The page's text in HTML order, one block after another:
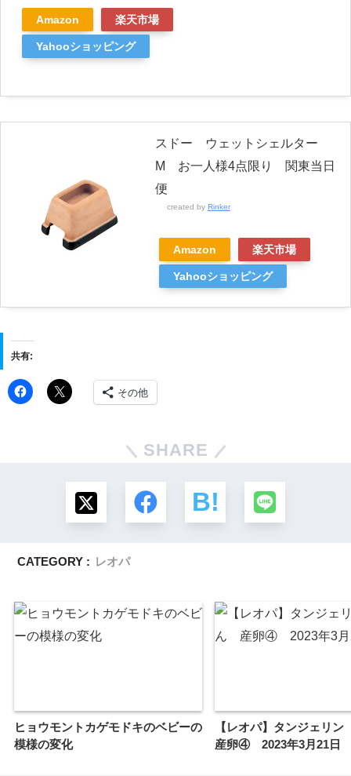
Amazon 楽天市場
Yahooショッピング
スドー ウェットシェルター
M お一人様4点限り 関東当日
便
created by Rinker
Amazon 楽天市場
Yahooショッピング
共有:
その他
SHARE
CATEGORY : レオパ
ヒョウモントカゲモドキのベビーの
模様の変化
【レオパ】タンジェ
産卵④ 2023年3月21日